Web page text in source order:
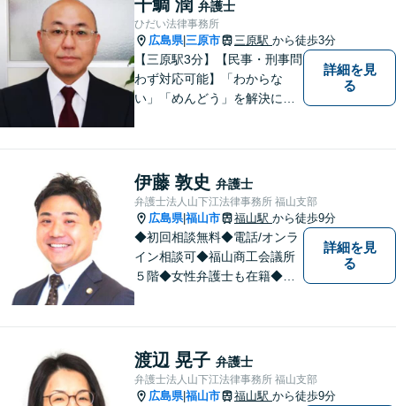
るよう職員一同頑張っていま
す。 お気軽にお問い合わせく
ださい。
干鯛 潤 弁護士
ひだい法律事務所
広島県| 三原市 三原駅 から徒歩3分
【三原駅3分】【民事・刑事問
わず対応可能】「わからな
い」「めんどう」を解決に導
動がモットー。身近な頼れる
弁護士として依頼者さまにし
っかりと寄り添います。
詳細を見
る
伊藤 敦史 弁護士
弁護士法人山下江法律事務所 福山支部
広島県|福山市 福山駅 から徒歩9分
◆初回相談無料◆電話/オンラ
イン相談可◆福山商工会議所
５階◆女性弁護士も在籍◆刑
いことも安心してご相談くだ
さい。あなたの気持ちに寄り
添い、丁寧にお応えします。
詳細を見
る
渡辺 晃子 弁護士
弁護士法人山下江法律事務所 福山支部
広島県|福山市 福山駅 から徒歩9分